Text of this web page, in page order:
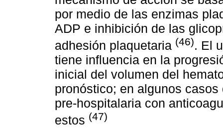
por medio de las enzimas
ADP e inhibición de las
adhesión plaquetaria (46). El
tiene influencia en la
inicial del volumen del
pronóstico; en algunos
pre-hospitalaria con
estos (47)